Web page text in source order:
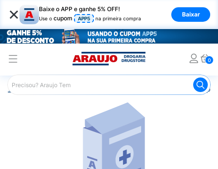
× Baixe o APP e ganhe 5% OFF!
Use o cupom APP5 na primeira compra
Baixar
0
Araujo Medicamentos Remédio